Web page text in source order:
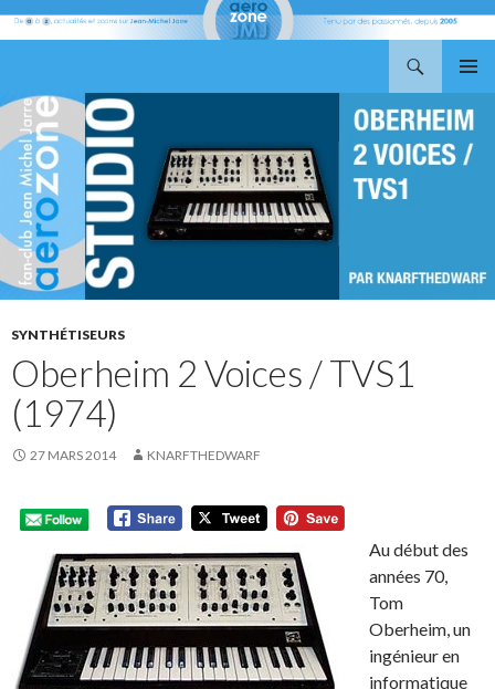
AU
CONTENU
SYNTHÉTISEURS
Oberheim 2 Voices / TVS1
(1974)
27 MARS 2014 KNARFTHEDWARF
Au début des
années 70,
Tom
Oberheim, un
ingénieur en
informatique